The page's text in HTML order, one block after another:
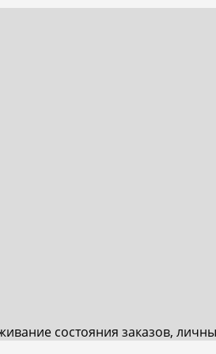
состояния заказов,